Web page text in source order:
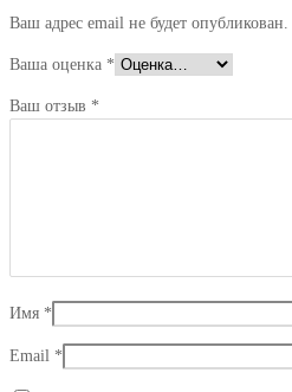
Ваш адрес email не будет опубликован.
Ваша оценка *
Ваш отзыв *
Имя *
Email *